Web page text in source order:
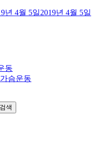
년 4월 5일2019년 4월 5일
동
슴운동
검색